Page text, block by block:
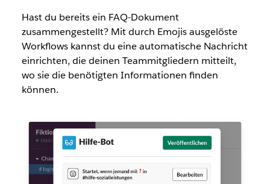
Hast du bereits ein FAQ-Dokument
zusammengestellt? Mit durch Emojis ausgelöste
Workflows kannst du eine automatische Nachricht
einrichten, die deinen Teammitgliedern mitteilt,
wo sie die benötigten Informationen finden
können.